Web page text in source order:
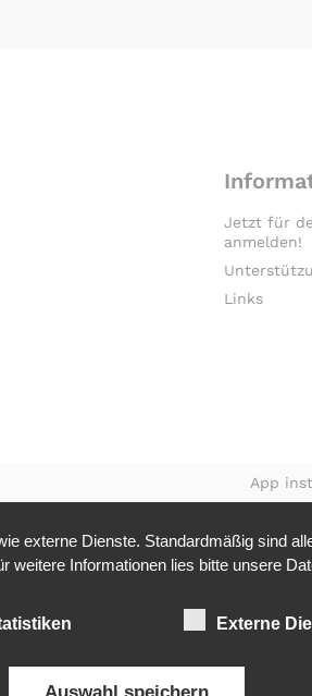
Jetzt für
anmelden!
Links
App
externe Dienste. Standardmäßig sind
weitere Informationen lies bitte unsere
Externe
Auswahl speichern